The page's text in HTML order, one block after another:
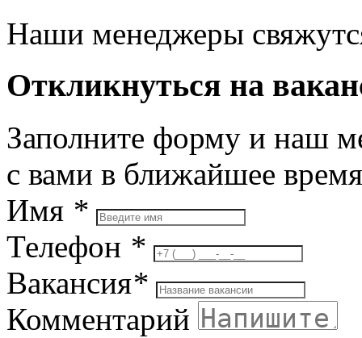
Наши менеджеры
Откликнуться на
Заполните форму и наш
с вами в ближайшее время
Имя *
Телефон *
Вакансия*
Комментарий